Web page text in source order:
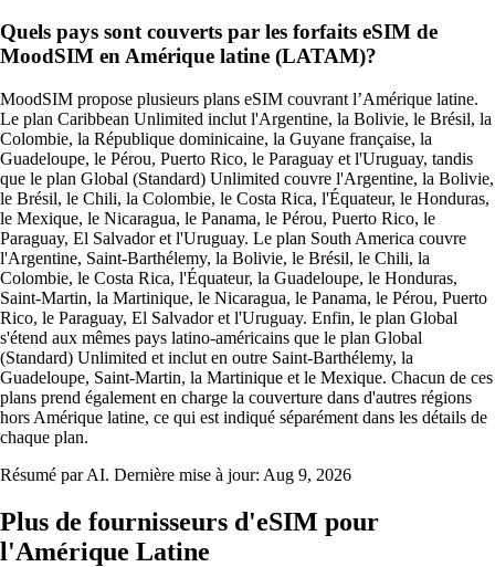
Quels pays sont couverts par les forfaits eSIM de
MoodSIM en Amérique latine (LATAM)?
MoodSIM propose plusieurs plans eSIM couvrant l’Amérique latine.
Le plan Caribbean Unlimited inclut l'Argentine, la Bolivie, le Brésil, la
Colombie, la République dominicaine, la Guyane française, la
Guadeloupe, le Pérou, Puerto Rico, le Paraguay et l'Uruguay, tandis
que le plan Global (Standard) Unlimited couvre l'Argentine, la Bolivie,
le Brésil, le Chili, la Colombie, le Costa Rica, l'Équateur, le Honduras,
le Mexique, le Nicaragua, le Panama, le Pérou, Puerto Rico, le
Paraguay, El Salvador et l'Uruguay. Le plan South America couvre
l'Argentine, Saint-Barthélemy, la Bolivie, le Brésil, le Chili, la
Colombie, le Costa Rica, l'Équateur, la Guadeloupe, le Honduras,
Saint-Martin, la Martinique, le Nicaragua, le Panama, le Pérou, Puerto
Rico, le Paraguay, El Salvador et l'Uruguay. Enfin, le plan Global
s'étend aux mêmes pays latino-américains que le plan Global
(Standard) Unlimited et inclut en outre Saint-Barthélemy, la
Guadeloupe, Saint-Martin, la Martinique et le Mexique. Chacun de ces
plans prend également en charge la couverture dans d'autres régions
hors Amérique latine, ce qui est indiqué séparément dans les détails de
chaque plan.
Résumé par AI. Dernière mise à jour: Aug 9, 2026
Plus de fournisseurs d'eSIM pour
l'Amérique Latine